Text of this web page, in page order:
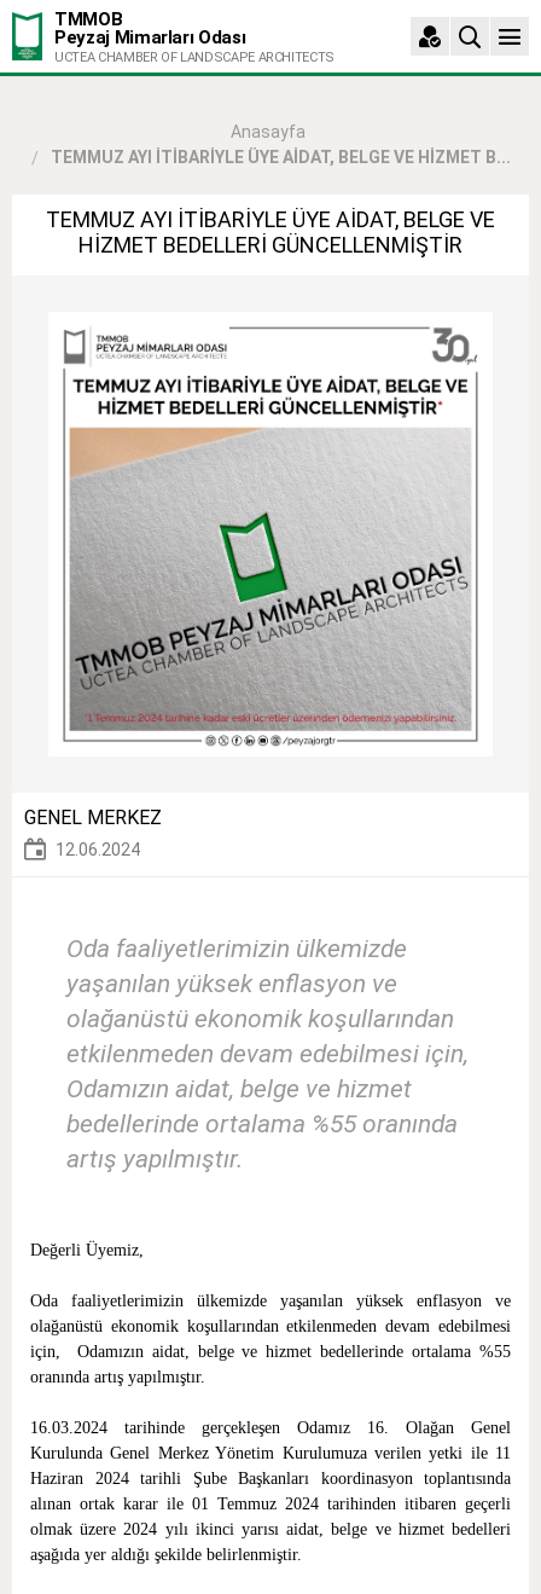
TMMOB
Peyzaj Mimarları Odası
UCTEA CHAMBER OF LANDSCAPE ARCHITECTS
Anasayfa
TEMMUZ AYI İTİBARİYLE ÜYE AİDAT, BELGE VE HİZMET B...
TEMMUZ AYI İTİBARİYLE ÜYE AİDAT, BELGE VE
HİZMET BEDELLERİ GÜNCELLENMİŞTİR
GENEL MERKEZ
12.06.2024
Oda faaliyetlerimizin ülkemizde
yaşanılan yüksek enflasyon ve
olağanüstü ekonomik koşullarından
etkilenmeden devam edebilmesi için,
Odamızın aidat, belge ve hizmet
bedellerinde ortalama %55 oranında
artış yapılmıştır.
Değerli Üyemiz,
Oda faaliyetlerimizin ülkemizde yaşanılan yüksek enflasyon ve
olağanüstü ekonomik koşullarından etkilenmeden devam edebilmesi
için, Odamızın aidat, belge ve hizmet bedellerinde ortalama %55
oranında artış yapılmıştır.
16.03.2024 tarihinde gerçekleşen Odamız 16. Olağan Genel
Kurulunda Genel Merkez Yönetim Kurulumuza verilen yetki ile 11
Haziran 2024 tarihli Şube Başkanları koordinasyon toplantısında
alınan ortak karar ile 01 Temmuz 2024 tarihinden itibaren geçerli
olmak üzere 2024 yılı ikinci yarısı aidat, belge ve hizmet bedelleri
aşağıda yer aldığı şekilde belirlenmiştir.